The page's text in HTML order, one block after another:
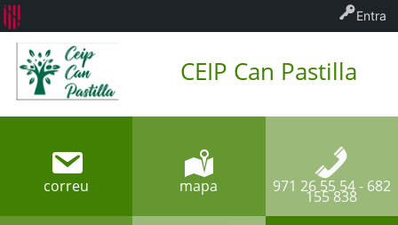
CEIP Can Pastilla
correu mapa 971 26 55 54 - 682
155 838
Entra